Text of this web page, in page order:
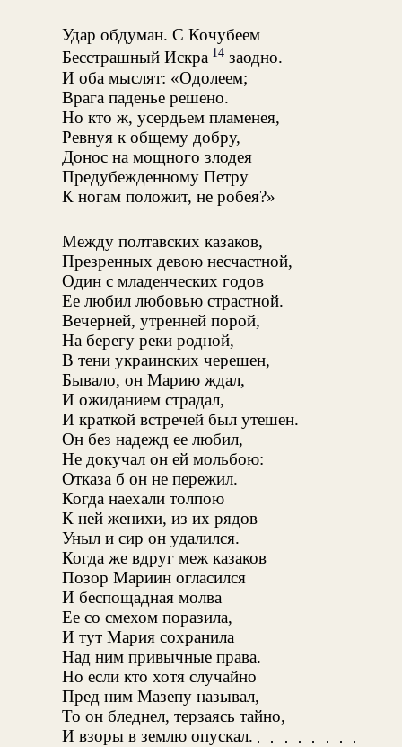
Удар обдуман. С Кочубеем
Бесстрашный Искра 14 заодно.
И оба мыслят: «Одолеем;
Врага паденье решено.
Но кто ж, усердьем пламенея,
Ревнуя к общему добру,
Донос на мощного злодея
Предубежденному Петру
К ногам положит, не робея?»
Между полтавских казаков,
Презренных девою несчастной,
Один с младенческих годов
Ее любил любовью страстной.
Вечерней, утренней порой,
На берегу реки родной,
В тени украинских черешен,
Бывало, он Марию ждал,
И ожиданием страдал,
И краткой встречей был утешен.
Он без надежд ее любил,
Не докучал он ей мольбою:
Отказа б он не пережил.
Когда наехали толпою
К ней женихи, из их рядов
Уныл и сир он удалился.
Когда же вдруг меж казаков
Позор Мариин огласился
И беспощадная молва
Ее со смехом поразила,
И тут Мария сохранила
Над ним привычные права.
Но если кто хотя случайно
Пред ним Мазепу называл,
То он бледнел, терзаясь тайно,
И взоры в землю опускал.